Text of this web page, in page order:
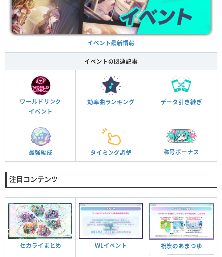
イベント最新情報
イベントの関連記事
ワールドリンク
イベント
効率曲ランキング データ引き継ぎ
最強編成 タイミング調整 称号ボーナス
注目コンテンツ
セカライまとめ WLイベント 祝祭のあまつゆ